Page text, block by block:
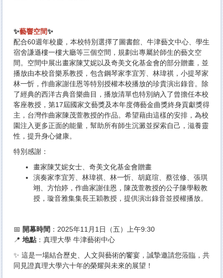
✨藝響空間✨
配合60週年校慶，本校特別選擇了圖書館、牛津藝文中心、學生
宿舍謙遜樓一樓大廳等三個空間，規劃出專屬於師生的藝文空
間。空間中展出畫家陳艾妮以及奇美文化基金會的部分贈畫，並
播放由本校音樂系教授，包含鋼琴家李宜芳、林瑋祺，小提琴家
林一忻，作曲家謝佳恩等特別授權本校播放的珍貴演出錄音。除
了經典的西洋古典音樂曲目，播放清單也特別納入了曾擔任本校
客座教授，第17屆國家文藝獎及本年度傳藝金曲獎終身貢獻獎得
主，台灣作曲家陳茂萱教授的作品。希望藉由這樣的安排，為校
園注入更多正面的能量，幫助所有師生沉澱並探索自己，滋養靈
性，提升身心健康。
特別感謝：
畫家陳艾妮女士、奇美文化基金會贈畫
演奏家李宜芳、林瑋祺、林一忻、胡庭瑄、蔡弦修、張琪
翊、方怡婷，作曲家謝佳恩，陳茂萱教授的公子陳學毅教
授，璇音雅集集長王穎教授，提供演出錄音並授權播放。
📅 開幕時間 ：2025年11月1日（五）上午9:30
📍 地點 ：真理大學 牛津藝術中心
✨ 這是一場結合歷史、人文與藝術的饗宴，誠摯邀請您蒞臨，共
同見證真理大學六十年的榮耀與未來的展望！